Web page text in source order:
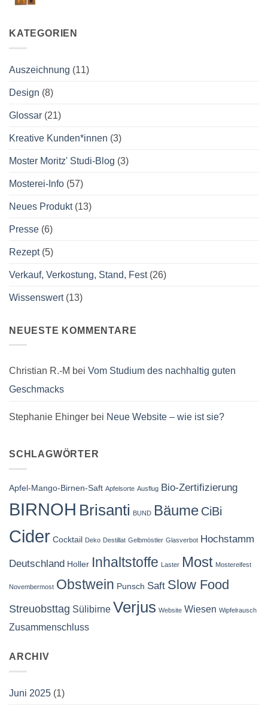
2024
Set
KATEGORIEN
Auszeichnung (11)
Design (8)
Glossar (21)
Kreative Kunden*innen (3)
Moster Moritz' Studi-Blog (3)
Mosterei-Info (57)
Neues Produkt(13)
Presse (6)
Rezept(5)
Verkauf, Verkostung, Stand, Fest(26)
Wissenswert(13)
NEUESTE KOMMENTARE
Christian R.-M bei Vom Studium des nachhaltig guten
Geschmacks
Stephanie Ehinger bei Neue Website – wie ist sie?
SCHLAGWÖRTER
Apfel-Mango-Birnen-Saft Apfelsorte Ausflug Bio-Zertifizierung
BIRNOH Brisanti BUND Bäume CiBi
Cider Cocktail Deko Destillat Gelbmöstler Glasverbot Hochstamm
Deutschland Holler Inhaltstoffe Laster Most Mostereifest
Novembermost Obstwein Punsch Saft Slow Food
Streuobsttag Sülibirne Verjus Website Wiesen Wipfelrausch
Zusammenschluss
ARCHIV
Juni 2025 (1)